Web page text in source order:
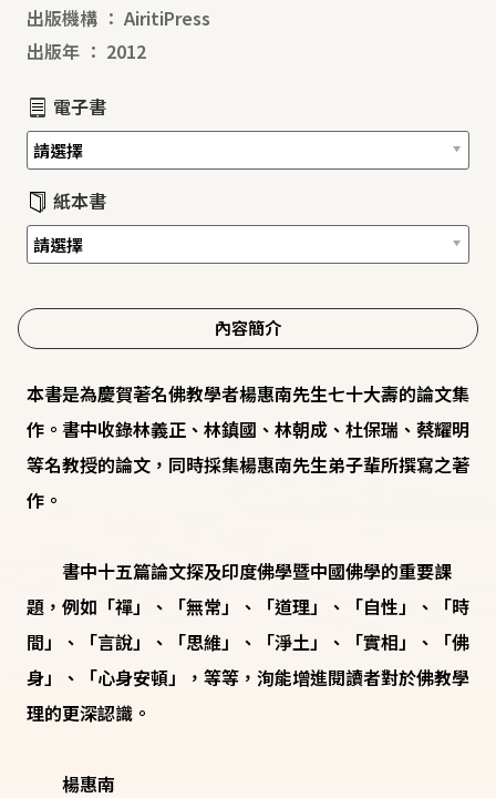
出版機構 ： AiritiPress
出版年 ： 2012
電子書
紙本書
內容簡介
本書是為慶賀著名佛教學者楊惠南先生七十大壽的論文集
作。書中收錄林義正、林鎮國、林朝成、杜保瑞、蔡耀明
等名教授的論文，同時採集楊惠南先生弟子輩所撰寫之著
作。
書中十五篇論文探及印度佛學暨中國佛學的重要課
題，例如「禪」、「無常」、「道理」、「自性」、「時
間」、「言說」、「思維」、「淨土」、「實相」、「佛
身」、「心身安頓」，等等，洵能增進閱讀者對於佛教學
理的更深認識。
楊惠南